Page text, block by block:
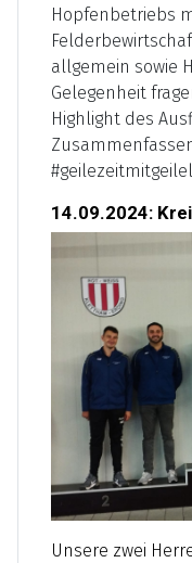
Hopfenbetriebs
allgemein sowie
Gelegenheit
Highlight des
14.09.2024:
Unsere zwei